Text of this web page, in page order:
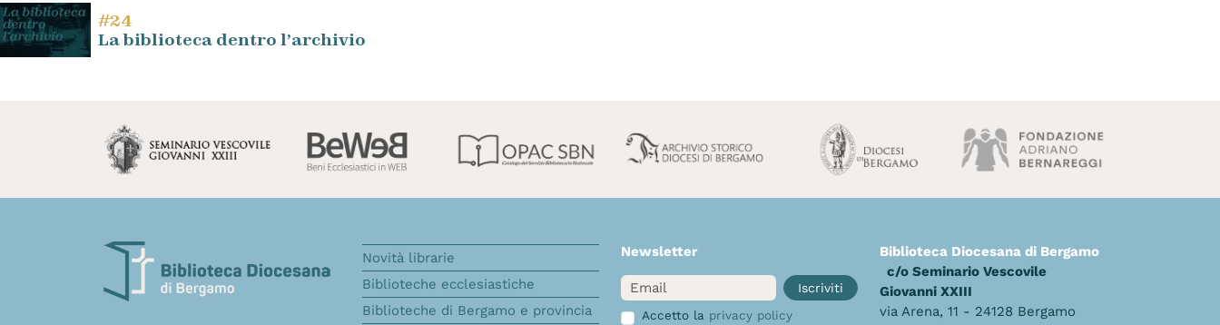
#24
La biblioteca dentro l’archivio
Novità librarie
Biblioteche ecclesiastiche
Biblioteche di Bergamo e provincia
Newsletter
Email
Iscriviti
Accetto la privacy policy
Biblioteca Diocesana di Bergamo
c/o Seminario Vescovile
Giovanni XXIII
via Arena, 11 - 24128 Bergamo